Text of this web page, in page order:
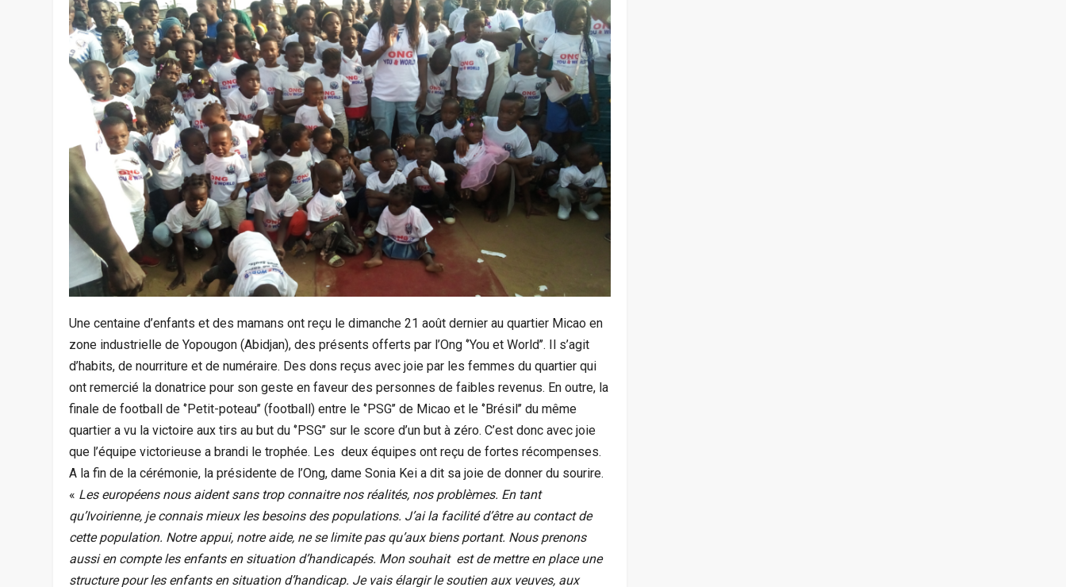
Une centaine d’enfants et des mamans ont reçu le dimanche 21 août dernier au quartier Micao en
zone industrielle de Yopougon (Abidjan), des présents offerts par l’Ong ‘’You et World’’. Il s’agit
d’habits, de nourriture et de numéraire. Des dons reçus avec joie par les femmes du quartier qui
ont remercié la donatrice pour son geste en faveur des personnes de faibles revenus. En outre, la
finale de football de ‘’Petit-poteau’’ (football) entre le ‘’PSG’’ de Micao et le ‘’Brésil’’ du même
quartier a vu la victoire aux tirs au but du ‘’PSG’’ sur le score d’un but à zéro. C’est donc avec joie
que l’équipe victorieuse a brandi le trophée. Les deux équipes ont reçu de fortes récompenses.
A la fin de la cérémonie, la présidente de l’Ong, dame Sonia Kei a dit sa joie de donner du sourire.
« Les européens nous aident sans trop connaitre nos réalités, nos problèmes. En tant
qu’Ivoirienne, je connais mieux les besoins des populations. J’ai la facilité d’être au contact de
cette population. Notre appui, notre aide, ne se limite pas qu’aux biens portant. Nous prenons
aussi en compte les enfants en situation d’handicapés. Mon souhait est de mettre en place une
structure pour les enfants en situation d’handicap. Je vais élargir le soutien aux veuves, aux